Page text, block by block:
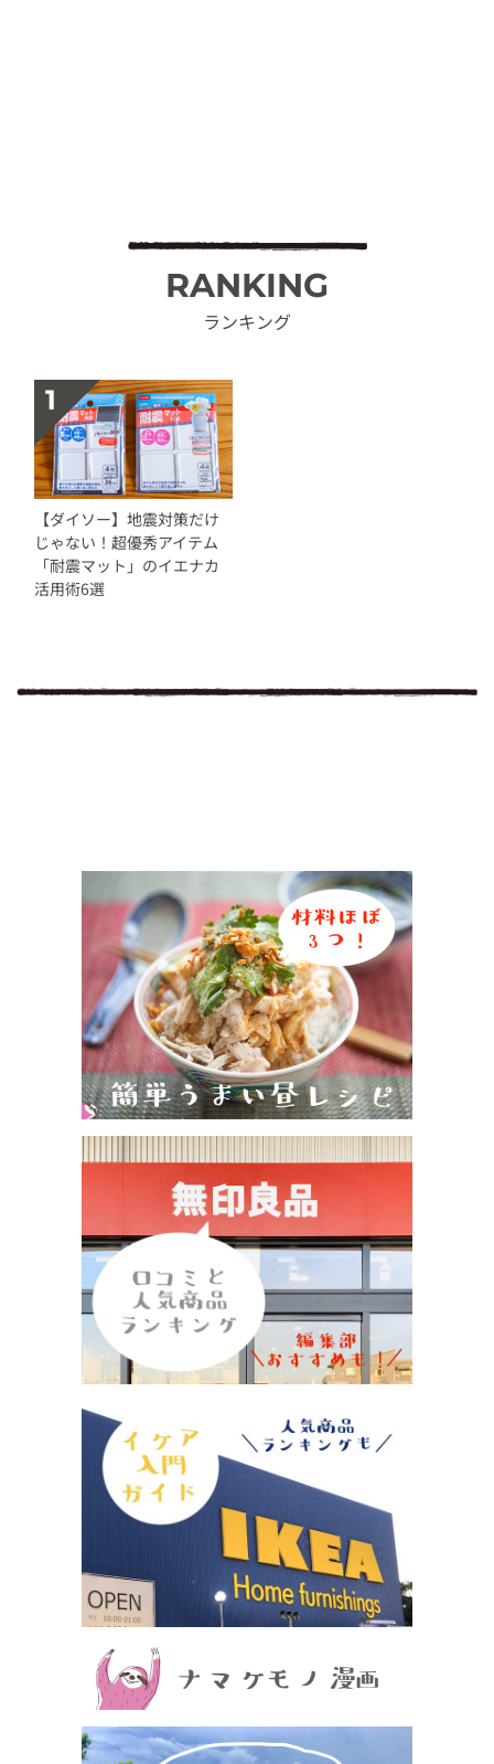
RANKING
ランキング
【ダイソー】地震対策だけ
じゃない！超優秀アイテム
「耐震マット」のイエナカ
活用術6選